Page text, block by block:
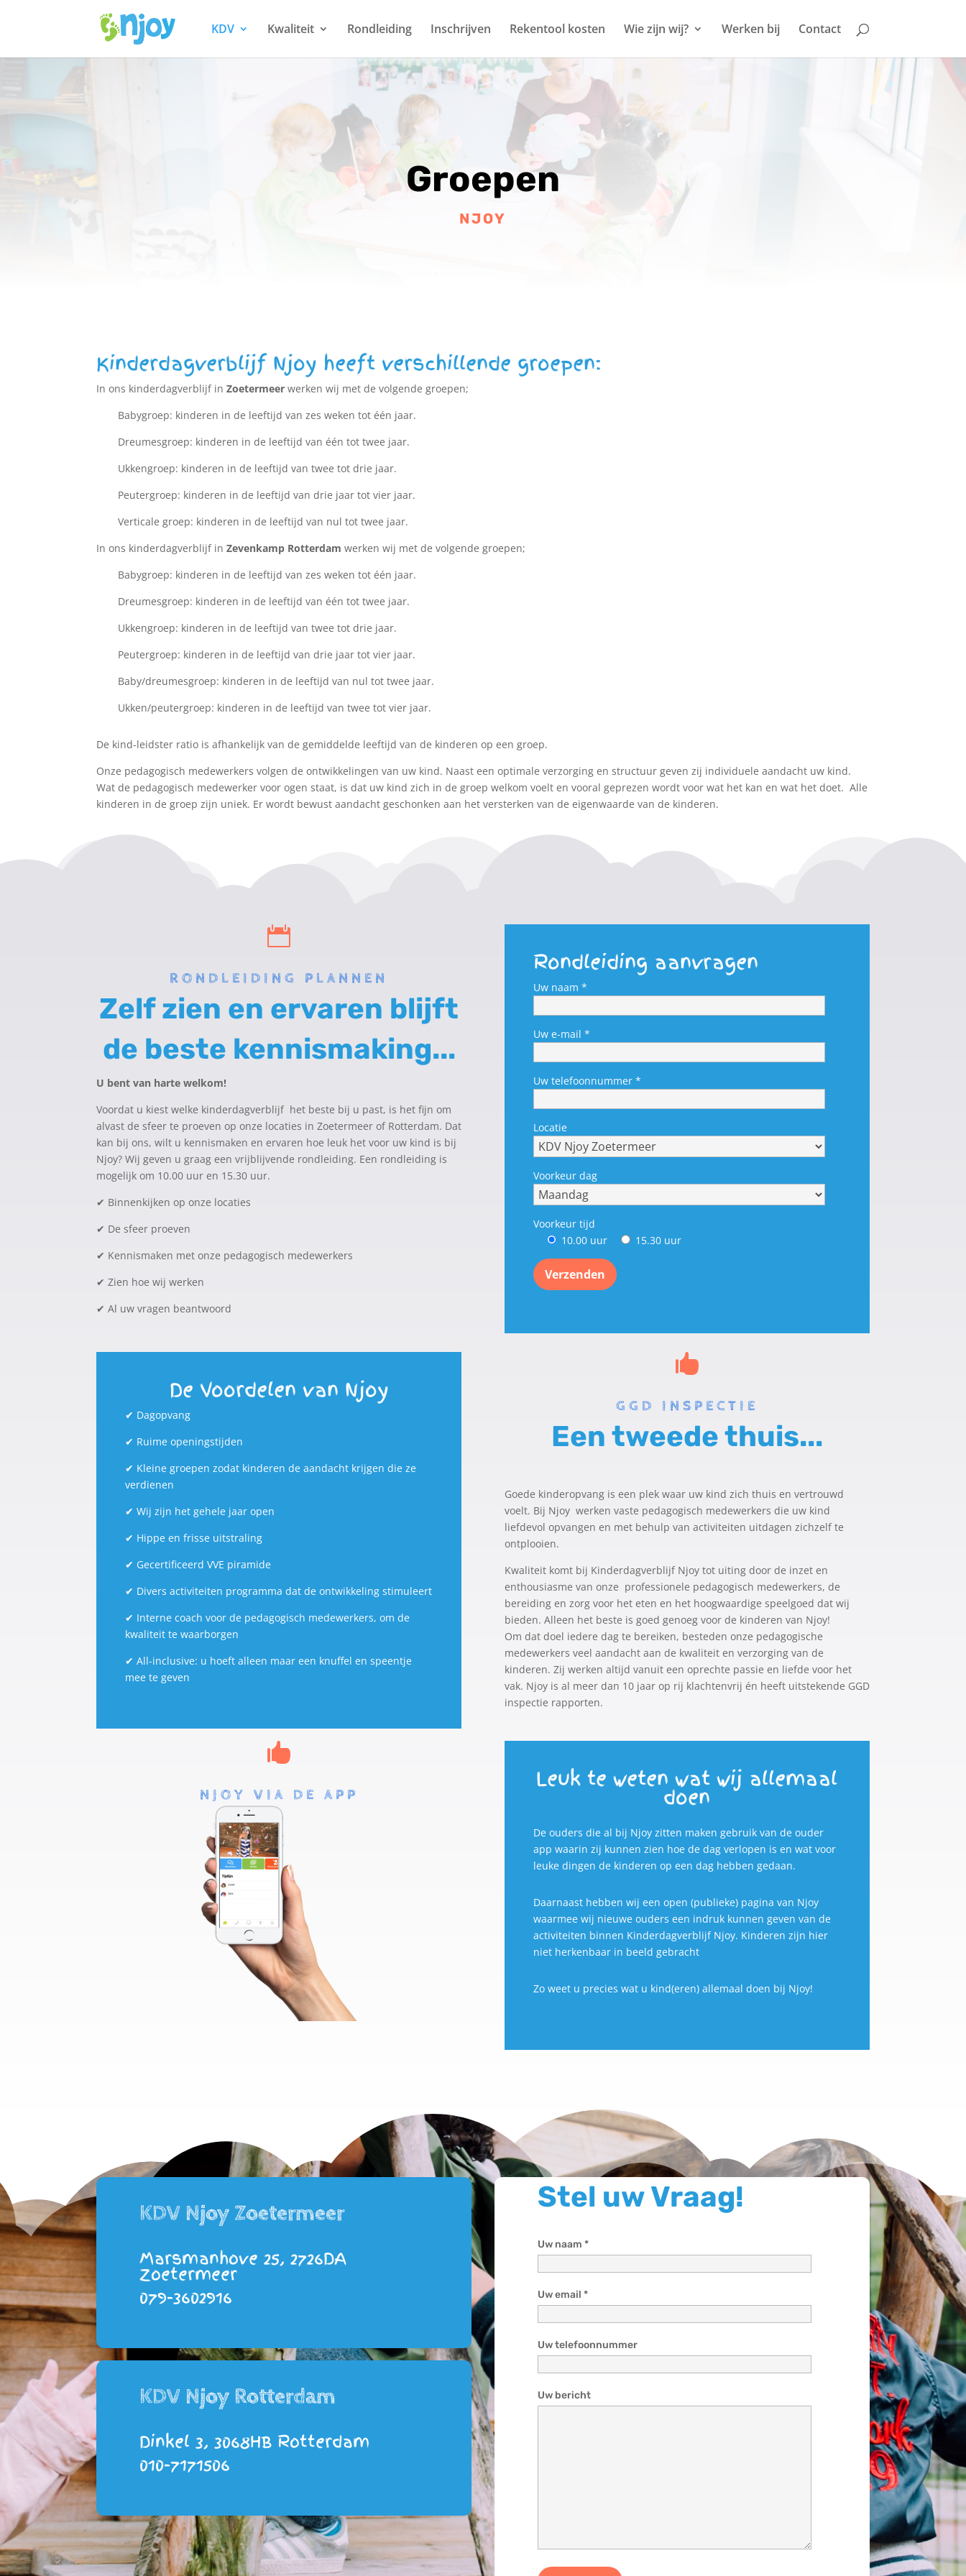
KDV Kwaliteit Rondleiding Inschrijven Rekentool kosten Wie zijn wij? Werken bij Contact
Groepen
NJOY
Kinderdagverblijf Njoy heeft verschillende groepen:
In ons kinderdagverblijf inZoetermeer werken wij met de volgende groepen;
Babygroep: kinderen in de leeftijd van zes weken tot één jaar.
Dreumesgroep: kinderen in de leeftijd van één tot twee jaar.
Ukkengroep: kinderen in de leeftijd van twee tot drie jaar.
Peutergroep: kinderen in de leeftijd van drie jaar tot vier jaar.
Verticale groep: kinderen in de leeftijd van nul tot twee jaar.
In ons kinderdagverblijf inZevenkamp Rotterdam werken wij met de volgende groepen;
Babygroep: kinderen in de leeftijd van zes weken tot één jaar.
Dreumesgroep: kinderen in de leeftijd van één tot twee jaar.
Ukkengroep: kinderen in de leeftijd van twee tot drie jaar.
Peutergroep: kinderen in de leeftijd van drie jaar tot vier jaar.
Baby/dreumesgroep: kinderen in de leeftijd van nul tot twee jaar.
Ukken/peutergroep: kinderen in de leeftijd van twee tot vier jaar.
De kind-leidster ratio is afhankelijk van de gemiddelde leeftijd van de kinderen op een groep.
Onze pedagogisch medewerkers volgen de ontwikkelingen van uw kind. Naast een optimale verzorging en structuur geven zij individuele aandacht uw kind.
Wat de pedagogisch medewerker voor ogen staat, is dat uw kind zich in de groep welkom voelt en vooral geprezen wordt voor wat het kan en wat het doet. Alle
kinderen in de groep zijn uniek. Er wordt bewust aandacht geschonken aan het versterken van de eigenwaarde van de kinderen.

RONDLEIDING PLANNEN
Zelf zien en ervaren blijft
de beste kennismaking...
U bent van harte welkom!
Voordat u kiest welke kinderdagverblijf het beste bij u past, is het fijn om
alvast de sfeer te proeven op onze locaties in Zoetermeer of Rotterdam. Dat
kan bij ons, wilt u kennismaken en ervaren hoe leuk het voor uw kind is bij
Njoy? Wij geven u graag een vrijblijvende rondleiding. Een rondleiding is
mogelijk om 10.00 uur en 15.30 uur.
✔ Binnenkijken op onze locaties
✔ De sfeer proeven
✔ Kennismaken met onze pedagogisch medewerkers
✔ Zien hoe wij werken
✔ Al uw vragen beantwoord
Rondleiding aanvragen
Uw naam *
Uw e-mail *
Uw telefoonnummer *
Locatie
Voorkeur dag
Voorkeur tijd
10.00 uur
15.30 uur
De Voordelen van Njoy
✔ Dagopvang
✔ Ruime openingstijden
✔ Kleine groepen zodat kinderen de aandacht krijgen die ze
verdienen
✔ Wij zijn het gehele jaar open
✔ Hippe en frisse uitstraling
✔ Gecertificeerd VVE piramide
✔ Divers activiteiten programma dat de ontwikkeling stimuleert
✔ Interne coach voor de pedagogisch medewerkers, om de
kwaliteit te waarborgen
✔ All-inclusive: u hoeft alleen maar een knuffel en speentje
mee te geven

GGD INSPECTIE
Een tweede thuis...
Goede kinderopvang is een plek waar uw kind zich thuis en vertrouwd
voelt. Bij Njoy werken vaste pedagogisch medewerkers die uw kind
liefdevol opvangen en met behulp van activiteiten uitdagen zichzelf te
ontplooien.
Kwaliteit komt bij Kinderdagverblijf Njoy tot uiting door de inzet en
enthousiasme van onze professionele pedagogisch medewerkers, de
bereiding en zorg voor het eten en het hoogwaardige speelgoed dat wij
bieden. Alleen het beste is goed genoeg voor de kinderen van Njoy!
Om dat doel iedere dag te bereiken, besteden onze pedagogische
medewerkers veel aandacht aan de kwaliteit en verzorging van de
kinderen. Zij werken altijd vanuit een oprechte passie en liefde voor het
vak. Njoy is al meer dan 10 jaar op rij klachtenvrij én heeft uitstekende GGD
inspectie rapporten.

NJOY VIA DE APP
Leuk te weten wat wij allemaal
doen
De ouders die al bij Njoy zitten maken gebruik van de ouder
app waarin zij kunnen zien hoe de dag verlopen is en wat voor
leuke dingen de kinderen op een dag hebben gedaan.
Daarnaast hebben wij een open (publieke) pagina van Njoy
waarmee wij nieuwe ouders een indruk kunnen geven van de
activiteiten binnen Kinderdagverblijf Njoy. Kinderen zijn hier
niet herkenbaar in beeld gebracht
Zo weet u precies wat u kind(eren) allemaal doen bij Njoy!
KDV Njoy Zoetermeer
Marsmanhove 25, 2726DA
Zoetermeer
079-3602916
KDV Njoy Rotterdam
Dinkel 3, 3068HB Rotterdam
010-7171506
Stel uw Vraag!
Uw naam *
Uw email *
Uw telefoonnummer
Uw bericht